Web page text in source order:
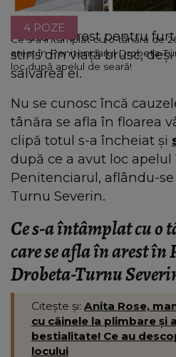
Ce s-a întâmplat cu o tânără de
arest în Penitenciarul Drobeta-
loc după apelul de seară!
4 POZE
Aflată în arest pentru furt
stins din viață brusc,
salvarea ei.
Nu se cunosc încă
tânăra se afla în floarea
clipă totul s-a încheiat și
după ce a avut loc
Penitenciarul, aflându-
Turnu Severin.
Ce s-a întâmplat cu o
care se afla în arest
Drobeta-Turnu
Citește și: Anita Rose,
cu câinele la plimbare și
bestialitate! Ce au
locului